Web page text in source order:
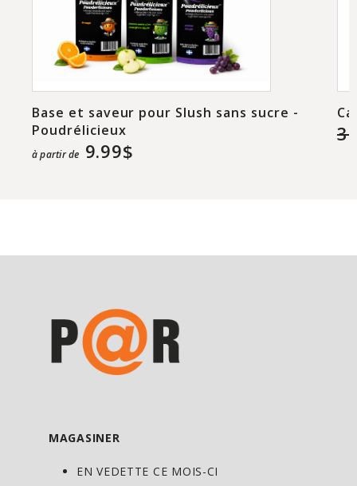
Base et saveur pour Slush sans sucre -
Poudrélicieux
à partir de 9.99$
MAGASINER
EN VEDETTE CE MOIS-CI